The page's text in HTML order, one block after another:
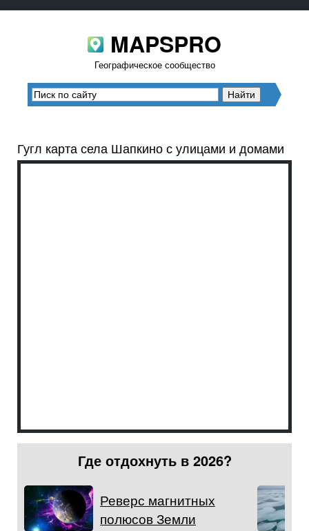
MAPSPRO
Географическое сообщество
Гугл карта села Шапкино с улицами и домами
Где отдохнуть в 2026?
Реверс магнитных
полюсов Земли